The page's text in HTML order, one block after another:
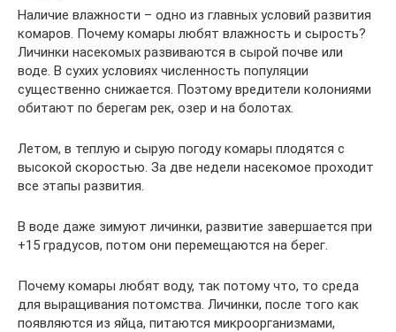
Наличие влажности – одно из главных условий развития
комаров. Почему комары любят влажность и сырость?
Личинки насекомых развиваются в сырой почве или
воде. В сухих условиях численность популяции
существенно снижается. Поэтому вредители колониями
обитают по берегам рек, озер и на болотах.
Летом, в теплую и сырую погоду комары плодятся с
высокой скоростью. За две недели насекомое проходит
все этапы развития.
В воде даже зимуют личинки, развитие завершается при
+15 градусов, потом они перемещаются на берег.
Почему комары любят воду, так потому что, то среда
для выращивания потомства. Личинки, после того как
появляются из яйца, питаются микроорганизмами,